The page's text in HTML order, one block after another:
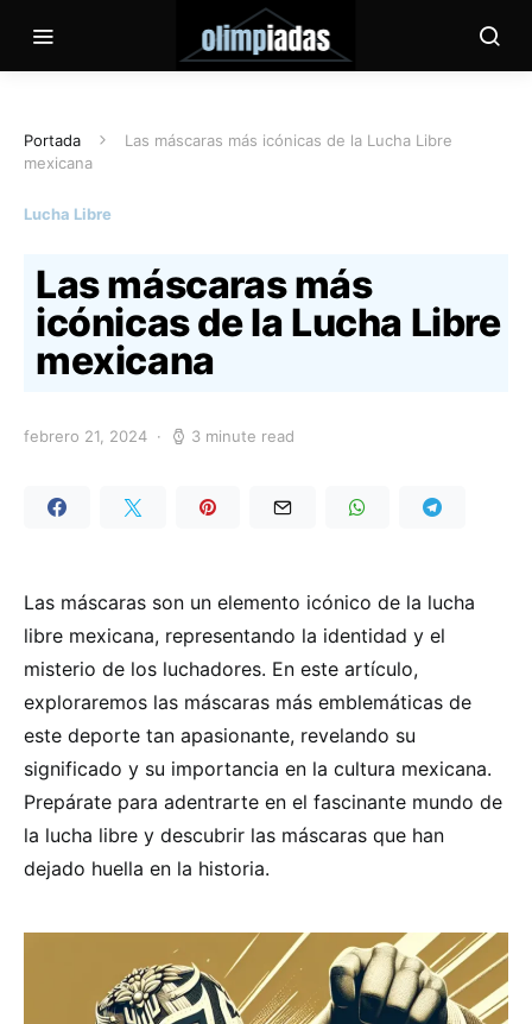
Portada
Las máscaras más icónicas de la Lucha Libre
mexicana
Lucha Libre
Las máscaras más
icónicas de la Lucha Libre
mexicana
febrero 21, 2024 3 minute read
Las máscaras son un elemento icónico de la lucha
libre mexicana, representando la identidad y el
misterio de los luchadores. En este artículo,
exploraremos las máscaras más emblemáticas de
este deporte tan apasionante, revelando su
significado y su importancia en la cultura mexicana.
Prepárate para adentrarte en el fascinante mundo de
la lucha libre y descubrir las máscaras que han
dejado huella en la historia.